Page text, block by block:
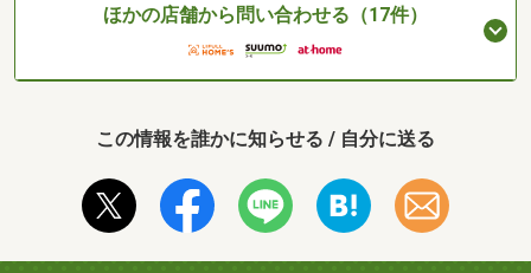
ほかの店舗から問い合わせる（17件）
この情報を誰かに知らせる / 自分に送る